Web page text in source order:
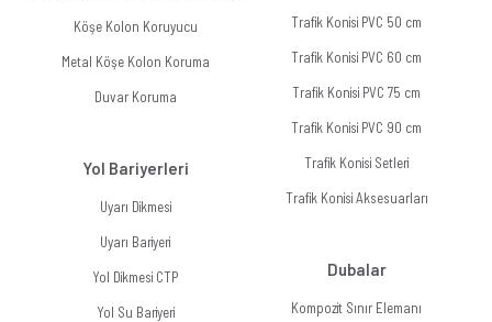
Köşe Kolon Koruyucu
Metal Köşe Kolon Koruma
Duvar Koruma
Yol Bariyerleri
Uyarı Dikmesi
Uyarı Bariyeri
Yol Dikmesi CTP
Yol Su Bariyeri
Trafik Konisi PVC 50 cm
Trafik Konisi PVC 60 cm
Trafik Konisi PVC 75 cm
Trafik Konisi PVC 90 cm
Trafik Konisi Setleri
Trafik Konisi Aksesuarları
Dubalar
Kompozit Sınır Elemanı